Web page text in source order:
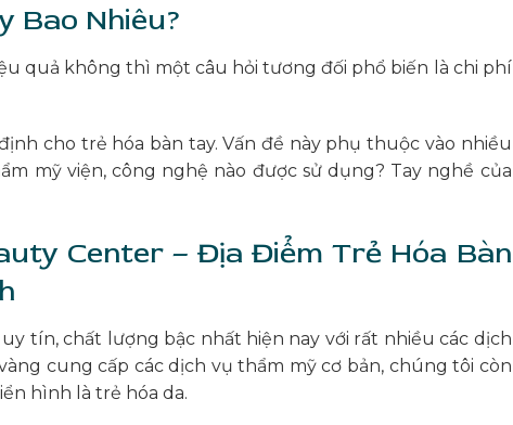
Bao Nhiêu?
quả không thì một câu hỏi tương đối phổ biến là chi phí
cho trẻ hóa bàn tay. Vấn đề này phụ thuộc vào nhiều
mỹ viện, công nghệ nào được sử dụng? Tay nghề của
Center – Địa Điểm Trẻ Hóa Bàn
tín, chất lượng bậc nhất hiện nay với rất nhiều các dịch
cung cấp các dịch vụ thẩm mỹ cơ bản, chúng tôi còn
hình là trẻ hóa da.